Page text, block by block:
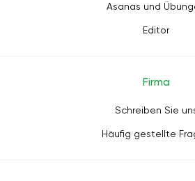
Asanas und
Editor
Firma
Schreiben Sie
Häufig gestellte